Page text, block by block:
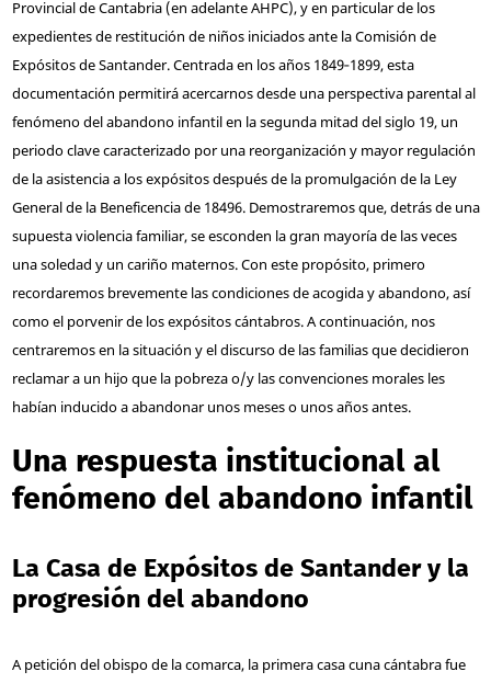
Provincial de Cantabria (en adelante AHPC), y en particular de los
expedientes de restitución de niños iniciados ante la Comisión de
Expósitos de Santander. Centrada en los años 1849‑1899, esta
documentación permitirá acercarnos desde una perspectiva parental al
fenómeno del abandono infantil en la segunda mitad del siglo 19, un
periodo clave caracterizado por una reorganización y mayor regulación
de la asistencia a los expósitos después de la promulgación de la Ley
General de la Beneficencia de 18496. Demostraremos que, detrás de una
supuesta violencia familiar, se esconden la gran mayoría de las veces
una soledad y un cariño maternos. Con este propósito, primero
recordaremos brevemente las condiciones de acogida y abandono, así
como el porvenir de los expósitos cántabros. A continuación, nos
centraremos en la situación y el discurso de las familias que decidieron
reclamar a un hijo que la pobreza o/y las convenciones morales les
habían inducido a abandonar unos meses o unos años antes.
Una respuesta institucional al
fenómeno del abandono infantil
La Casa de Expósitos de Santander y la
progresión del abandono
A petición del obispo de la comarca, la primera casa cuna cántabra fue